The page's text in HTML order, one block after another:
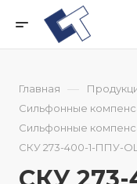
Главная —
Сильфонные
Сильфонные
СКУ 273-400-1-ППУ-